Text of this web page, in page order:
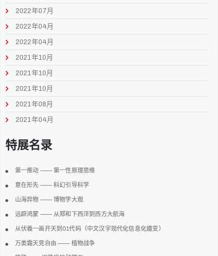
2022年07月
2022年04月
2022年04月
2021年10月
2021年10月
2021年10月
2021年08月
2021年04月
特展名录
第一推动 —— 第一性原理思维
意在形先 —— 科幻引导科学
山海异物 —— 博物学大观
远辟鸿蒙 —— 从郑和下西洋到西方大航海
从伏羲一画开天到01代码（中文汉字现代化信息化嬗变）
万类霜天竞自由 —— 植物战争